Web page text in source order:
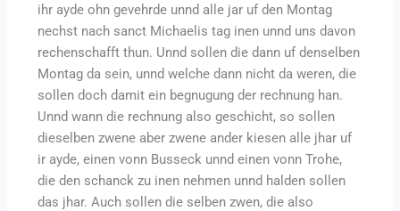
ihr ayde ohn gevehrde unnd alle jar uf den Montag
nechst nach sanct Michaelis tag inen unnd uns davon
rechenschafft thun. Unnd sollen die dann uf denselben
Montag da sein, unnd welche dann nicht da weren, die
sollen doch damit ein begnugung der rechnung han.
Unnd wann die rechnung also geschicht, so sollen
dieselben zwene aber zwene ander kiesen alle jhar uf
ir ayde, einen vonn Busseck unnd einen vonn Trohe,
die den schanck zu inen nehmen unnd halden sollen
das jhar. Auch sollen die selben zwen, die also